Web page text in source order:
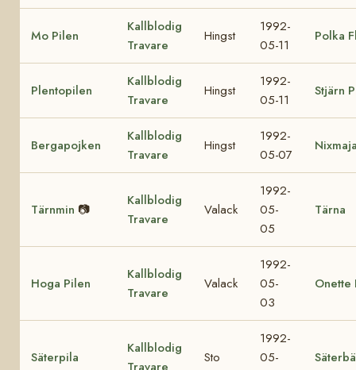
Mo Pilen
Kallblodig
Travare
Hingst
1992-
05-11
Polka
Plentopilen
Kallblodig
Travare
Hingst
1992-
05-11
Stjärn
Bergapojken
Kallblodig
Travare
Hingst
1992-
05-07
Tärnmin 📷
Kallblodig
Travare
Valack
1992-
05-
05
Tärna
Hoga Pilen
Kallblodig
Travare
Valack
1992-
05-
03
Onette
Säterpila
Kallblodig
Travare
Sto
1992-
05-